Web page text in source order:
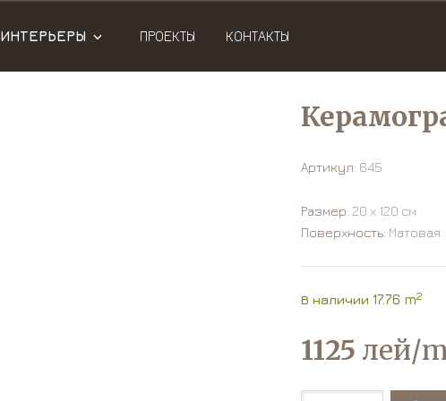
ИНТЕРЬЕРЫ ПРОЕКТЫ КОНТАКТЫ
Артикул: 645
В наличии 17.76 m2
1125 лей/
Размер: 20 х 120 см
Поверхность: Матовая